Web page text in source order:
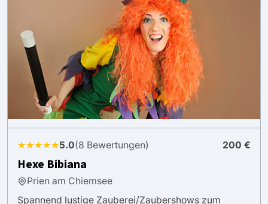
★★★★★5.0(8 Bewertungen) 200 €
Hexe Bibiana
Prien am Chiemsee
Spannend lustige Zauberei/Zaubershows zum